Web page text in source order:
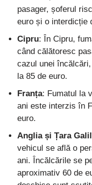
pasager, șoferul
euro și o interdicție
Cipru: În Cipru,
când călătoresc
cazul unei
la 85 de euro.
Franța: Fumatul la
ani este interzis în
euro.
Anglia și Țara
vehicul se află o
ani. Încălcările se
aproximativ 60 de